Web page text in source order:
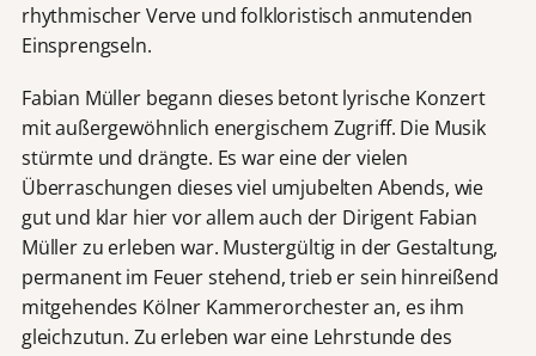
rhythmischer Verve und folkloristisch anmutenden
Einsprengseln.
Fabian Müller begann dieses betont lyrische Konzert
mit außergewöhnlich energischem Zugriff. Die Musik
stürmte und drängte. Es war eine der vielen
Überraschungen dieses viel umjubelten Abends, wie
gut und klar hier vor allem auch der Dirigent Fabian
Müller zu erleben war. Mustergültig in der Gestaltung,
permanent im Feuer stehend, trieb er sein hinreißend
mitgehendes Kölner Kammerorchester an, es ihm
gleichzutun. Zu erleben war eine Lehrstunde des